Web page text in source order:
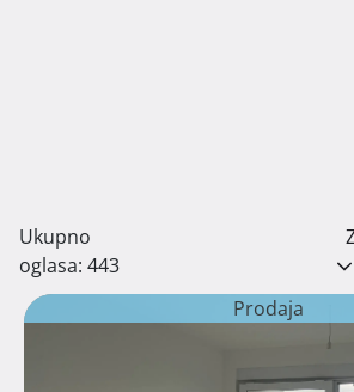
Ukupno
oglasa: 443
Prodaja